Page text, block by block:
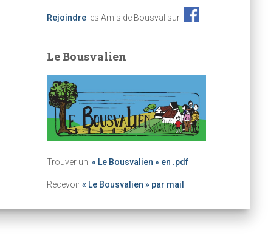
Rejoindreles Amis de Bousval sur
Le Bousvalien
Trouver un « Le Bousvalien » en .pdf
Recevoir« Le Bousvalien » par mail